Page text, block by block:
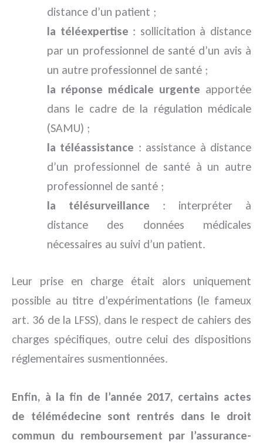
distance d’un patient ;
la téléexpertise : sollicitation à distance
par un professionnel de santé d’un avis à
un autre professionnel de santé ;
la réponse médicale urgente apportée
dans le cadre de la régulation médicale
(SAMU) ;
la téléassistance : assistance à distance
d’un professionnel de santé à un autre
professionnel de santé ;
la télésurveillance : interpréter à
distance des données médicales
nécessaires au suivi d’un patient.
Leur prise en charge était alors uniquement
possible au titre d’expérimentations (le fameux
art. 36 de la LFSS), dans le respect de cahiers des
charges spécifiques, outre celui des dispositions
réglementaires susmentionnées.
Enfin, à la fin de l’année 2017, certains actes
de télémédecine sont rentrés dans le droit
commun du remboursement par l’assurance-